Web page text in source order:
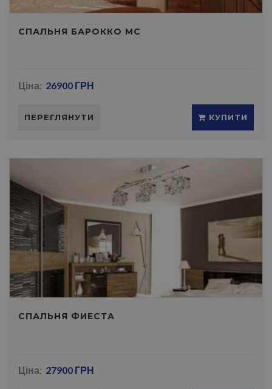
СПАЛЬНЯ БАРОККО МС
Ціна: 26900 ГРН
ПЕРЕГЛЯНУТИ КУПИТИ
СПАЛЬНЯ ФИЕСТА
Ціна: 27900 ГРН